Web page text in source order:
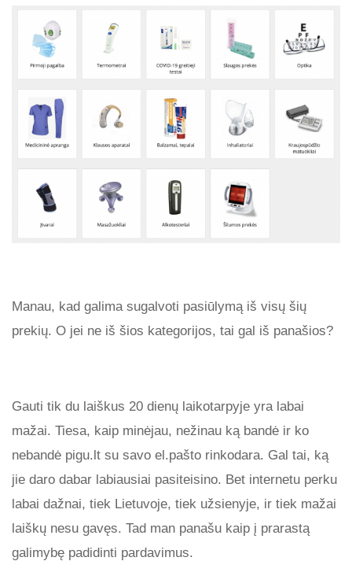
Manau, kad galima sugalvoti pasiūlymą iš visų šių
prekių. O jei ne iš šios kategorijos, tai gal iš panašios?
Gauti tik du laiškus 20 dienų laikotarpyje yra labai
mažai. Tiesa, kaip minėjau, nežinau ką bandė ir ko
nebandė pigu.lt su savo el.pašto rinkodara. Gal tai, ką
jie daro dabar labiausiai pasiteisino. Bet internetu perku
labai dažnai, tiek Lietuvoje, tiek užsienyje, ir tiek mažai
laiškų nesu gavęs. Tad man panašu kaip į prarastą
galimybę padidinti pardavimus.